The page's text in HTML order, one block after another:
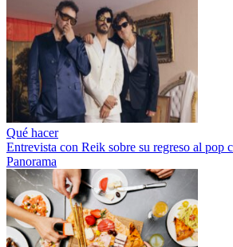
Qué hacer
Entrevista con Reik sobre su regreso al pop
Panorama